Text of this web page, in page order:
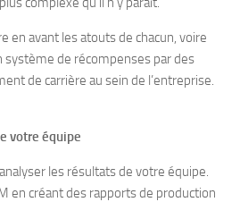
en avant les atouts de chacun, voire
système de récompenses par des
de carrière au sein de l’entreprise.
votre équipe
les résultats de votre équipe.
en créant des rapports de production